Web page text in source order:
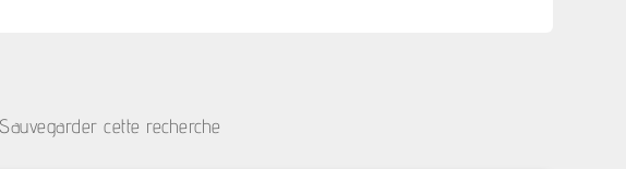
Sauvegarder cette recherche